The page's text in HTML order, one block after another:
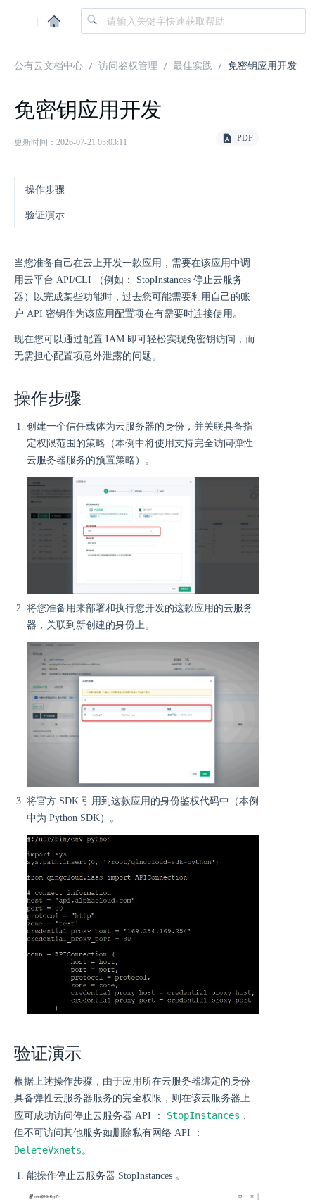
|
公有云文档中心 访问鉴权管理 最佳实践 免密钥应用开发
免密钥应用开发
更新时间：2026-07-21 05:03:11 PDF
操作步骤
验证演示
当您准备自己在云上开发一款应用，需要在该应用中调
用云平台 API/CLI （例如： StopInstances 停止云服务
器）以完成某些功能时，过去您可能需要利用自己的账
户 API 密钥作为该应用配置项在有需要时连接使用。
现在您可以通过配置 IAM 即可轻松实现免密钥访问，而
无需担心配置项意外泄露的问题。
操作步骤
创建一个信任载体为云服务器的身份，并关联具备指
定权限范围的策略（本例中将使用支持完全访问弹性
云服务器服务的预置策略）。
将您准备用来部署和执行您开发的这款应用的云服务
器，关联到新创建的身份上。
将官方 SDK 引用到这款应用的身份鉴权代码中（本例
中为 Python SDK）。
验证演示
根据上述操作步骤，由于应用所在云服务器绑定的身份
具备弹性云服务器服务的完全权限，则在该云服务器上
应可成功访问停止云服务器 API ： StopInstances ，
但不可访问其他服务如删除私有网络 API ：
DeleteVxnets 。
能操作停止云服务器 StopInstances 。